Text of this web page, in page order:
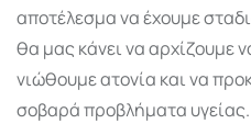
αποτέλεσμα να έχουμε
θα μας κάνει να αρχίζουμε
νιώθουμε ατονία και να
σοβαρά προβλήματα υγείας.